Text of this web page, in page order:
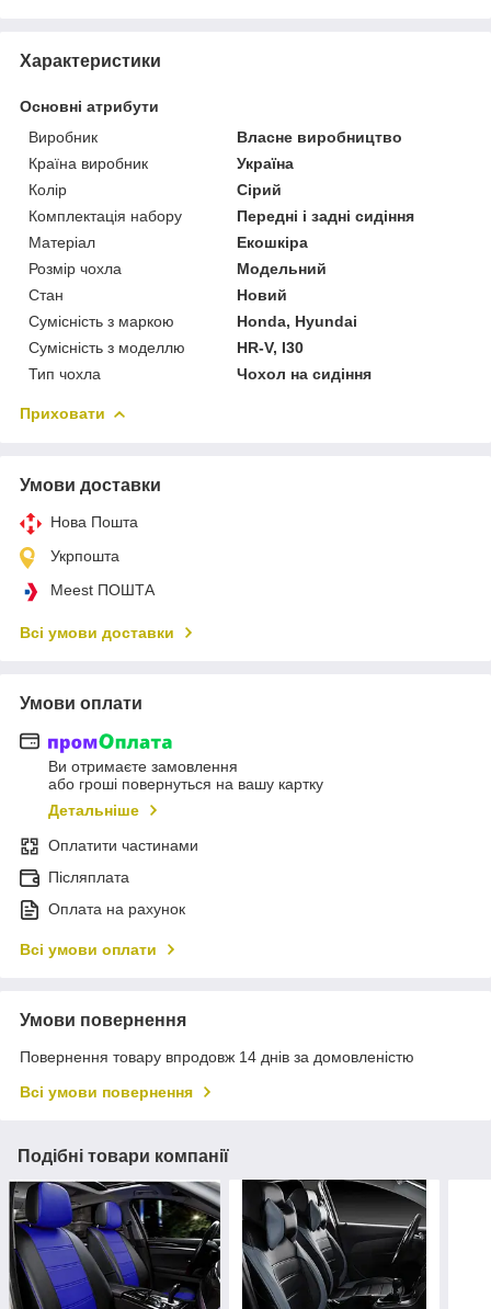
Характеристики
Основні атрибути
Виробник
Власне виробництво
Країна виробник
Україна
Колір
Сірий
Комплектація набору
Передні і задні сидіння
Матеріал
Екошкіра
Розмір чохла
Модельний
Стан
Новий
Сумісність з маркою
Honda, Hyundai
Сумісність з моделлю
HR-V, I30
Тип чохла
Чохол на сидіння
Приховати
Умови доставки
Нова Пошта
Укрпошта
Meest ПОШТА
Всі умови доставки
Умови оплати
Ви отримаєте замовлення
або гроші повернуться на вашу картку
Детальніше
Оплатити частинами
Післяплата
Оплата на рахунок
Всі умови оплати
Умови повернення
Повернення товару впродовж 14 днів за домовленістю
Всі умови повернення
Подібні товари компанії